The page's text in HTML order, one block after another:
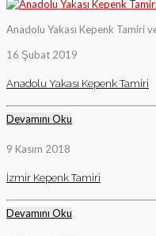
Anadolu Yakası Kepenk Tamiri
16 Şubat 2019
Anadolu Yakası Kepenk Tamiri
Devamını Oku
9 Kasım 2018
İzmir Kepenk Tamiri
Devamını Oku